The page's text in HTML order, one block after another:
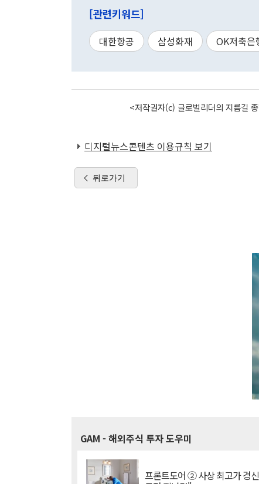
[관련키워드]
대한항공 삼성화재 OK저축은
<저작권자(c) 글로벌리더의 지름길
디지털뉴스콘텐츠 이용규칙 보기
뒤로가기
GAM - 해외주식 투자 도우미
프론트도어 ② 사상 최고가 경